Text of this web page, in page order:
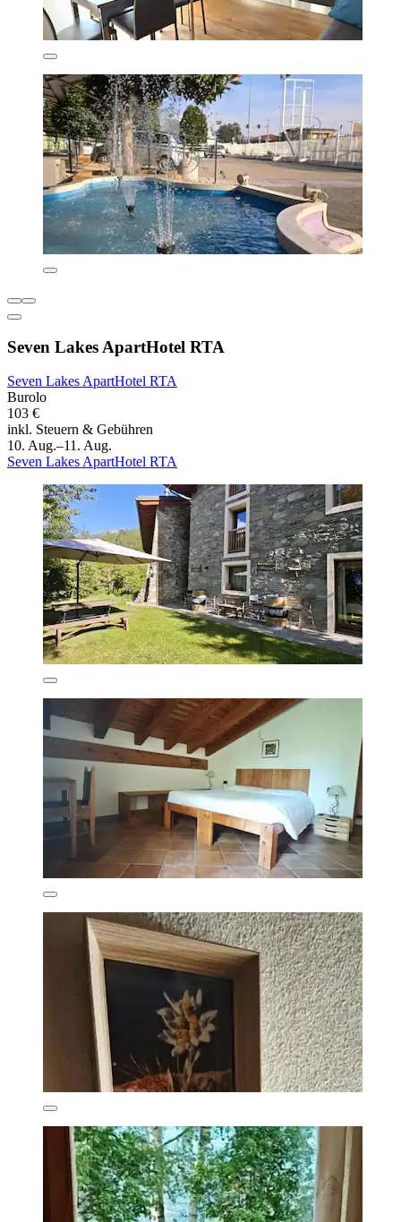
Seven Lakes ApartHotel RTA
Seven Lakes ApartHotel RTA
Burolo
103 €
inkl. Steuern & Gebühren
10. Aug.–11. Aug.
Seven Lakes ApartHotel RTA